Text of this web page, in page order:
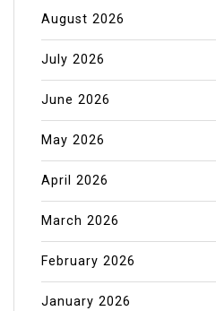
August 2026
July 2026
June 2026
May 2026
April 2026
March 2026
February 2026
January 2026